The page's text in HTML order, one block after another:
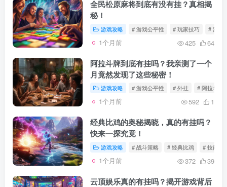
全民松原麻将到底有没有挂？真相揭
秘！
游戏攻略 # 游戏公平性 # 玩家技巧 # 游戏
1个月前 425 64
阿拉斗牌到底有挂吗？我亲测了一个
月竟然发现了这些秘密！
游戏攻略 # 游戏公平性 # 外挂 # 阿拉斗牌
1个月前 592 1
经典比鸡的奥秘揭晓，真的有挂吗？
快来一探究竟！
游戏攻略 # 战斗策略 # 经典比鸡 # 技能组
1个月前 372 39
云顶娱乐真的有挂吗？揭开游戏背后